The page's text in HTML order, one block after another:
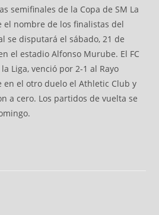
semifinales de la Copa de SM La
el nombre de los finalistas del
se disputará el sábado, 21 de
el estadio Alfonso Murube. El FC
Liga, venció por 2-1 al Rayo
en el otro duelo el Athletic Club y
a cero. Los partidos de vuelta se